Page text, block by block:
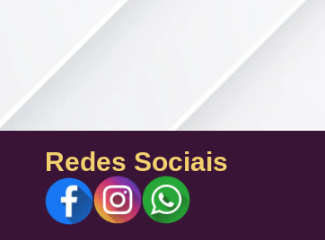
Redes Sociais